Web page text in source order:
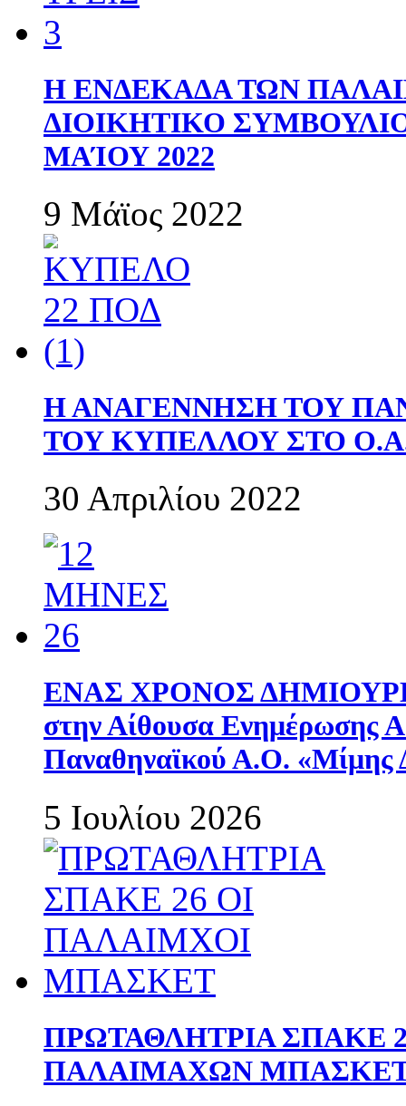
Η ΕΝΔΕΚΑΔΑ ΤΩΝ
ΔΙΟΙΚΗΤΙΚΟ
ΜΑΊΟΥ 2022
9 Μάϊος 2022
Η ΑΝΑΓΕΝΝΗΣΗ ΤΟΥ
ΤΟΥ ΚΥΠΕΛΛΟΥ ΣΤΟ
30 Απριλίου 2022
ΕΝΑΣ ΧΡΟΝΟΣ
στην Αίθουσα Ενημέρωσης
Παναθηναϊκού Α.Ο. «Μίμης
5 Ιουλίου 2026
ΠΡΩΤΑΘΛΗΤΡΙΑ ΣΠΑΚΕ
ΠΑΛΑΙΜΑΧΩΝ